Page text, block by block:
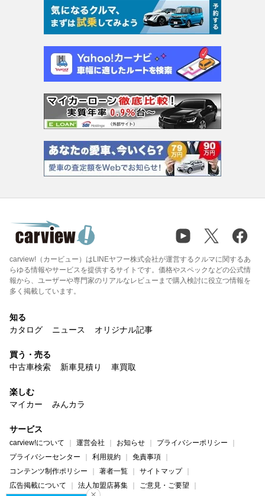
carview!（カービュー）はLINEヤフー株式会社が運営するクルマに関するあ
らゆる情報やサービスを提供するサイトです。価格やスペックなどの公式情
報から、ユーザーや専門家のリアルなレビューまで購入検討に役立つ情報を
多く掲載しています。
知る
カタログ
ニュース オリジナル記事
買う・売る
中古車検索
新車見積り 車買取
楽しむ
マイカー
みんカラ
サービス
carview!について 運営会社 お知らせ
プライバシーポリシー
プライバシーセンター
利用規約
免責事項
コンテンツ制作ポリシー
著者一覧
サイトマップ
広告掲載について
法人加盟店募集
ご意見・ご要望